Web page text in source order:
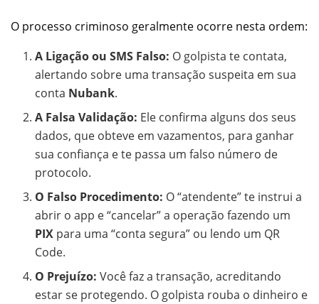
O processo criminoso geralmente ocorre nesta ordem:
A Ligação ou SMS Falso: O golpista te contata,
alertando sobre uma transação suspeita em sua
conta Nubank.
A Falsa Validação: Ele confirma alguns dos seus
dados, que obteve em vazamentos, para ganhar
sua confiança e te passa um falso número de
protocolo.
O Falso Procedimento: O “atendente” te instrui a
abrir o app e “cancelar” a operação fazendo um
PIX para uma “conta segura” ou lendo um QR
Code.
O Prejuízo: Você faz a transação, acreditando
estar se protegendo. O golpista rouba o dinheiro e